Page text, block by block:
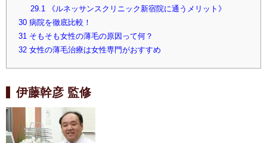
29.1
《ルネッサンスクリニック新宿院に通うメリット》
30 病院を徹底比較！
31 そもそも女性の薄毛の原因って何？
32 女性の薄毛治療は女性専門がおすすめ
伊藤幹彦 監修